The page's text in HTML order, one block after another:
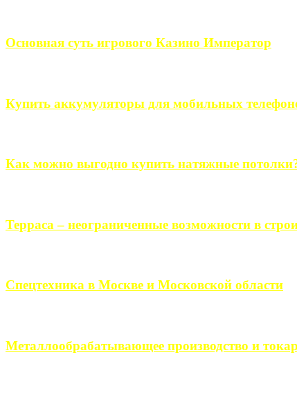
Основная суть игрового Казино Император
Купить аккумуляторы для мобильных
Как можно выгодно купить натяжные
Терраса – неограниченные возможности в
Спецтехника в Москве и Московской области
Металлообрабатывающее производство и